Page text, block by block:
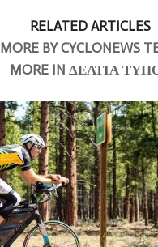
RELATED ARTICLES
MORE BY CYCLONEWS
MORE IN ΔΕΛΤΙΑ